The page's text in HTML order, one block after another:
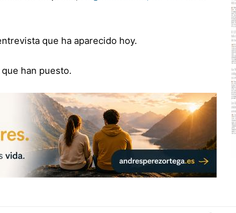
que ha aparecido hoy.
han puesto.